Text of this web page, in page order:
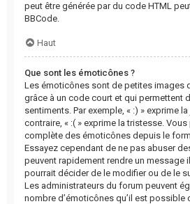
peut être générée par du code HTML
BBCode.
Haut
Que sont les émoticônes ?
Les émoticônes sont de petites images
grâce à un code court et qui permettent
sentiments. Par exemple, « :) » exprime
contraire, « :( » exprime la tristesse.
complète des émoticônes depuis le
Essayez cependant de ne pas abuser
peuvent rapidement rendre un message
pourrait décider de le modifier ou de le
Les administrateurs du forum peuvent
nombre d’émoticônes qu’il est possible